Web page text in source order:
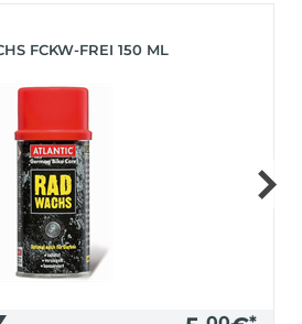
FCKW-FREI 150 ML